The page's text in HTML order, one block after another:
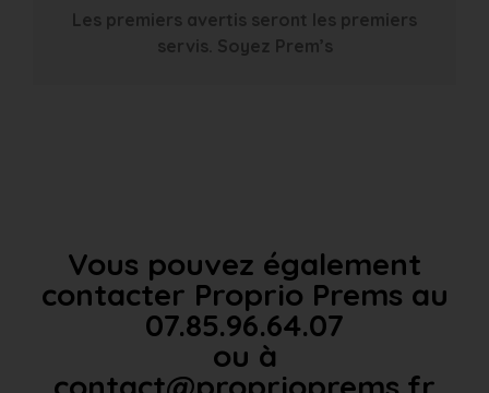
Les premiers avertis seront les premiers
servis. Soyez Prem’s
Vous pouvez également
contacter Proprio Prems au
07.85.96.64.07
ou à